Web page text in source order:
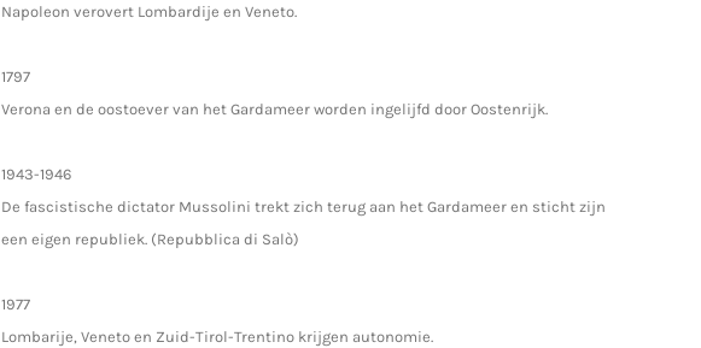
Napoleon verovert Lombardije en Veneto.
1797
Verona en de oostoever van het Gardameer worden ingelijfd door Oostenrijk.
1943-1946
De fascistische dictator Mussolini trekt zich terug aan het Gardameer en sticht zijn
een eigen republiek. (Repubblica di Salò)
1977
Lombarije, Veneto en Zuid-Tirol-Trentino krijgen autonomie.